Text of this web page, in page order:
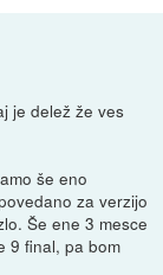
je delež že ves
še eno
za verzijo
Še ene 3 mesce
9 final, pa bom